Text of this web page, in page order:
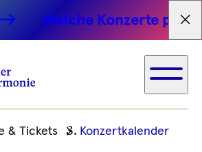
Welche Konzerte passen
& Tickets Konzertkalender